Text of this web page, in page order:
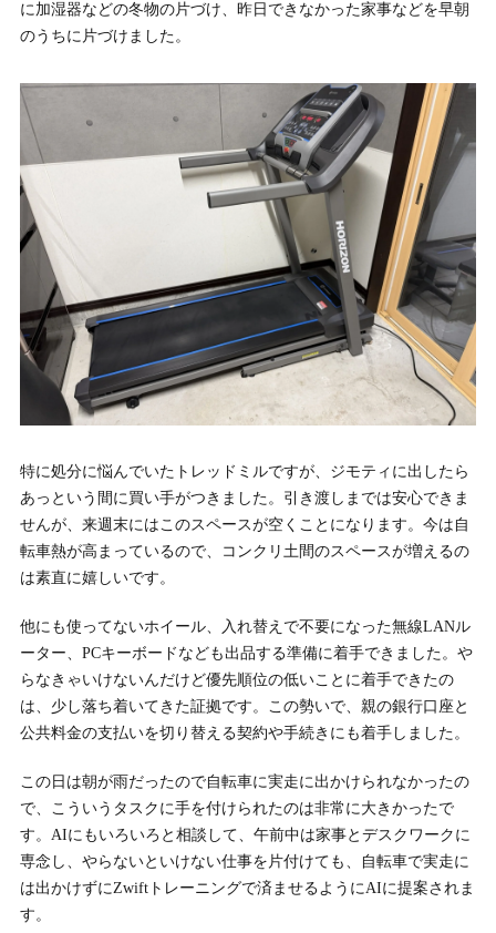
に加湿器などの冬物の片づけ、昨日できなかった家事などを早朝
のうちに片づけました。
特に処分に悩んでいたトレッドミルですが、ジモティに出したら
あっという間に買い手がつきました。引き渡しまでは安心できま
せんが、来週末にはこのスペースが空くことになります。今は自
転車熱が高まっているので、コンクリ土間のスペースが増えるの
は素直に嬉しいです。
他にも使ってないホイール、入れ替えで不要になった無線LANル
ーター、PCキーボードなども出品する準備に着手できました。や
らなきゃいけないんだけど優先順位の低いことに着手できたの
は、少し落ち着いてきた証拠です。この勢いで、親の銀行口座と
公共料金の支払いを切り替える契約や手続きにも着手しました。
この日は朝が雨だったので自転車に実走に出かけられなかったの
で、こういうタスクに手を付けられたのは非常に大きかったで
す。AIにもいろいろと相談して、午前中は家事とデスクワークに
専念し、やらないといけない仕事を片付けても、自転車で実走に
は出かけずにZwiftトレーニングで済ませるようにAIに提案されま
す。